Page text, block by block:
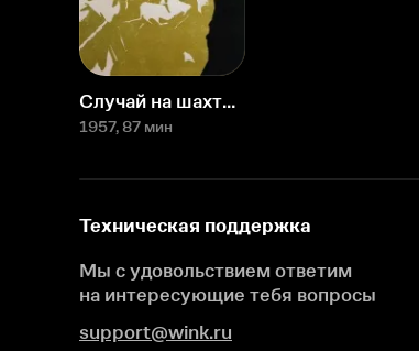
Случай на шахте восемь
1957, 87 мин
Техническая поддержка
Мы с удовольствием ответим
на интересующие тебя вопросы
support@wink.ru